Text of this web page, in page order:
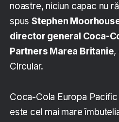
noastre, niciun capac nu
spus Stephen
director general Coca-
Partners Marea Britanie,
Circular.
Coca-Cola Europa
este cel mai mare